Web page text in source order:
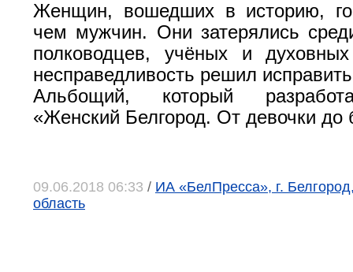
Женщин, вошедших в историю,
чем мужчин. Они затерялись
полководцев, учёных и
несправедливость решил
Альбощий, который
«Женский Белгород. От девочки до
09.06.2018 06:33 / ИА «БелПресса», г.
область